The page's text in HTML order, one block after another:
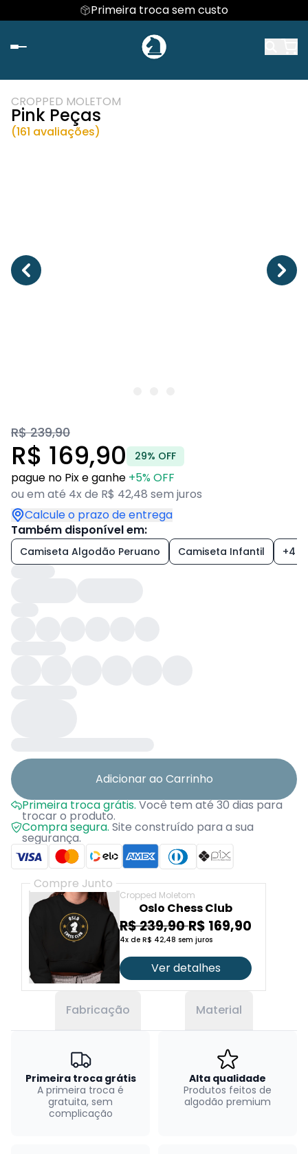
Primeira troca sem custo
CROPPED MOLETOM
Pink Peças
(161 avaliações)
R$ 239,90
R$ 169,90 29% OFF
pague no Pix e ganhe +5% OFF
ou em até 4x de R$ 42,48 sem juros
Calcule o prazo de entrega
Também disponível em:
Camiseta Algodão Peruano Camiseta Infantil +4
Adicionar ao Carrinho
Primeira troca grátis.Você tem até 30 dias para
trocar o produto.
Compra segura. Site construído para a sua
segurança.
Compre Junto
Cropped Moletom
Oslo Chess Club
R$ 239,90 R$ 169,90
4x de R$ 42,48 sem juros
Ver detalhes
Fabricação Material
Primeira troca grátis
A primeira troca é
gratuita, sem
complicação
Alta qualidade
Produtos feitos de
algodão premium